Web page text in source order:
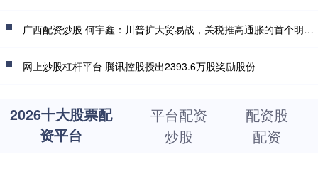
广西配资炒股 何宇鑫：川普扩大贸易战，关税推高通胀的首个明确信号来了？
网上炒股杠杆平台 腾讯控股授出2393.6万股奖励股份
2026十大股票配
资平台
平台配资
炒股
配资股
配资